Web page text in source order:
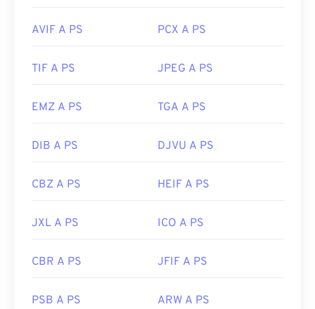
AVIF A PS PCX A PS
TIF A PS JPEG A PS
EMZ A PS TGA A PS
DIB A PS DJVU A PS
CBZ A PS HEIF A PS
JXL A PS ICO A PS
CBR A PS JFIF A PS
PSB A PS ARW A PS